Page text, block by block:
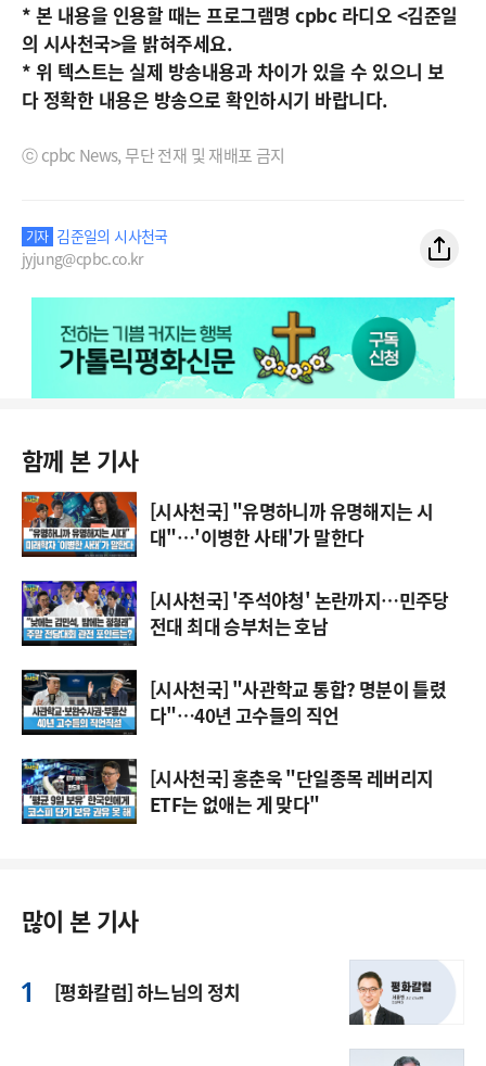
* 본 내용을 인용할 때는 프로그램명 cpbc 라디오 <김준일
의 시사천국>을 밝혀주세요.
* 위 텍스트는 실제 방송내용과차이가 있을 수 있으니 보
다정확한 내용은 방송으로 확인하시기 바랍니다.
ⓒ cpbc News, 무단 전재 및 재배포 금지
기자 김준일의 시사천국
jyjung@cpbc.co.kr
함께 본 기사
[시사천국] "유명하니까 유명해지는 시
대"…'이병한 사태'가 말한다
[시사천국] '주석야청' 논란까지…민주당
전대 최대 승부처는 호남
[시사천국] "사관학교 통합? 명분이 틀렸
다"…40년 고수들의 직언
[시사천국] 홍춘욱 "단일종목 레버리지
ETF는 없애는 게 맞다"
많이 본 기사
[평화칼럼] 하느님의 정치